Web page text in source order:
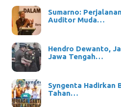
Sumarno:
Auditor Muda…
Hendro Dewanto,
Jawa Tengah…
Syngenta Hadirkan
Tahan…